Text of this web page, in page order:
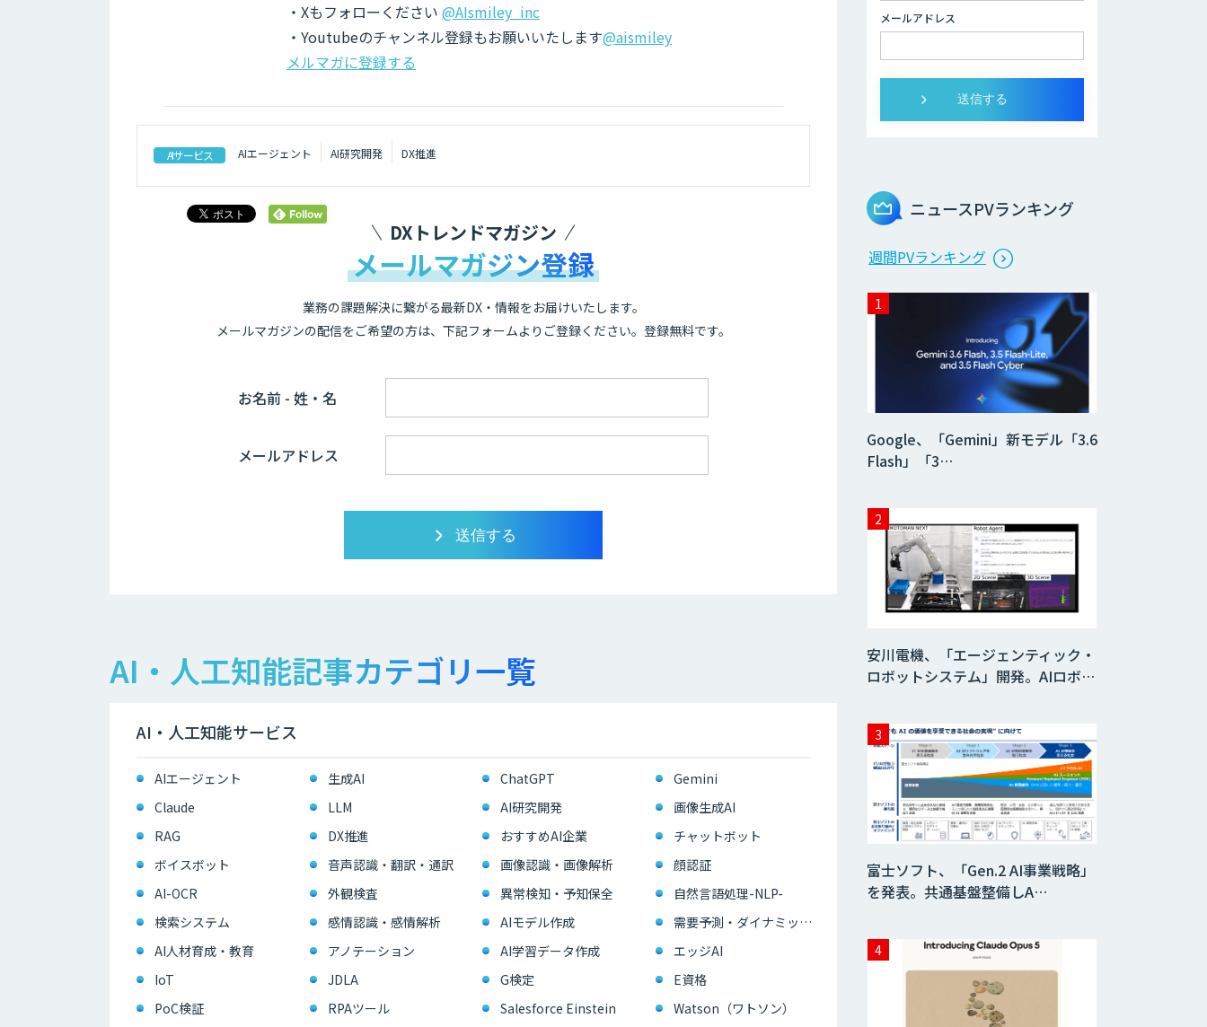
・Xもフォローください @AIsmiley_inc
・Youtubeのチャンネル登録もお願いいたします@aismiley
メルマガに登録する
AIサービス AIエージェント AI研究開発 DX推進
DXトレンドマガジン
メールマガジン登録
業務の課題解決に繋がる最新DX・情報をお届けいたします。
メールマガジンの配信をご希望の方は、下記フォームよりご登録ください。登録無料です。
お名前 - 姓・名
メールアドレス
AI・人工知能記事カテゴリ一覧
AI・人工知能サービス
AIエージェント 生成AI ChatGPT
Gemini
Claude
LLM AI研究開発
画像生成AI
RAG
DX推進 おすすめAI企業
チャットボット
ボイスボット
音声認識・翻訳・通訳 画像認識・画像解析
顔認証
AI-OCR
外観検査 異常検知・予知保全
自然言語処理-NLP-
検索システム
感情認識・感情解析 AIモデル作成
需要予測・ダイナミックプライシング
AI人材育成・教育
アノテーション AI学習データ作成
エッジAI
IoT
JDLA G検定
E資格
PoC検証
RPAツール Salesforce Einstein
Watson（ワトソン）
ーションを効率化
＜Dify活用＞AIエ
エージェント開発
Explaza 生成AI
Partner｜AIエー
業務特化型AIエー
ジェントの開発支
援「業務AIプロ」
Dify導入支援
SELFBOT AIエ
ージェント
ジェント活用支援
サービス
（知財/FMEA/電気
回路/CAD/外観検
異常検知AI
需要予測＋業務最
適化AIシステム
imprai ezCheck
メールアドレス
ニュースPVランキング
週間PVランキング
Google、「Gemini」新モデル「3.6
Flash」「3…
安川電機、「エージェンティック・
ロボットシステム」開発。AIロボ…
富士ソフト、「Gen.2 AI事業戦略」
を発表。共通基盤整備しA…